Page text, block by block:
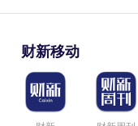
财新移动